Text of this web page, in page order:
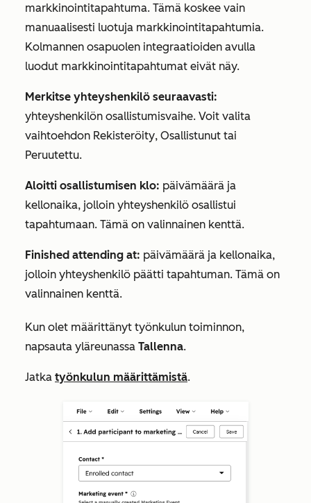
markkinointitapahtuma. Tämä koskee vain
manuaalisesti luotuja markkinointitapahtumia.
Kolmannen osapuolen integraatioiden avulla
luodut markkinointitapahtumat eivät näy.
Merkitse yhteyshenkilö seuraavasti:
yhteyshenkilön osallistumisvaihe. Voit valita
vaihtoehdon Rekisteröity, Osallistunut tai
Peruutettu.
Aloitti osallistumisen klo: päivämäärä ja
kellonaika, jolloin yhteyshenkilö osallistui
tapahtumaan. Tämä on valinnainen kenttä.
Finished attending at: päivämäärä ja kellonaika,
jolloin yhteyshenkilö päätti tapahtuman. Tämä on
valinnainen kenttä.
Kun olet määrittänyt työnkulun toiminnon,
napsauta yläreunassa Tallenna.
Jatka työnkulun määrittämistä.